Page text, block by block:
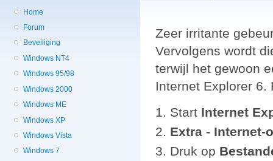
Home
Forum
Beveiliging
Windows NT4
Windows 95/98
Windows 2000
Windows ME
Windows XP
Windows Vista
Windows 7
Zeer irritante
Vervolgens wordt
terwijl het gewoon
Internet Explorer
Start Internet
Extra - Internet-
Druk op